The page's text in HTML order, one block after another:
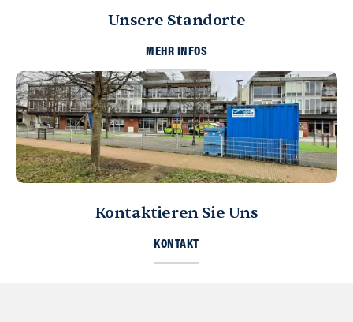
Unsere Standorte
MEHR INFOS
Kontaktieren Sie Uns
KONTAKT